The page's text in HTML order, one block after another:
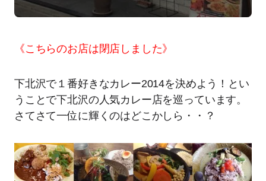
《こちらのお店は閉店しました》
下北沢で１番好きなカレー2014を決めよう！とい
うことで下北沢の人気カレー店を巡っています。
さてさて一位に輝くのはどこかしら・・？